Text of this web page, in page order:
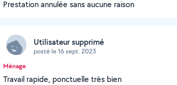
Prestation annulée sans aucune raison
Utilisateur supprimé
posté le 16 sept. 2023
Ménage
Travail rapide, ponctuelle très bien